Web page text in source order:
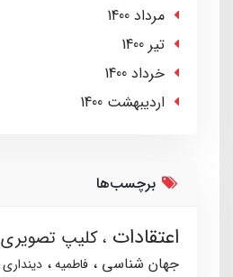
مرداد 1400
تير 1400
خرداد 1400
ارديبهشت 1400
برچسب‌ها
اعتقادات کلیپ تصویری
جهان شناسی
فاطمیه دینداری